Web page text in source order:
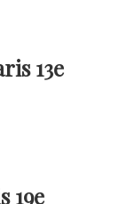
13e
19e